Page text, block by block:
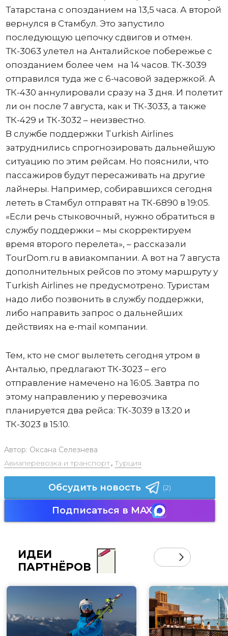
Татарстана с опозданием на 13,5 часа. А второй
вернулся в Стамбул. Это запустило
последующую цепочку сдвигов и отмен.
ТК-3063 улетел на Анталийское побережье с
опозданием более чем на 14 часов. ТК-3039
отправился туда же с 6-часовой задержкой. А
ТК-430 аннулировали сразу на 3 дня. И полетит
ли он после 7 августа, как и ТК-3033, а также
ТК-429 и ТК-3032 – неизвестно.
В службе поддержки Turkish Airlines
затруднились спрогнозировать дальнейшую
ситуацию по этим рейсам. Но пояснили, что
пассажиров будут пересаживать на другие
лайнеры. Например, собиравшихся сегодня
лететь в Стамбул отправят на ТК-6890 в 19:05.
«Если речь стыковочный, нужно обратиться в
службу поддержки – мы скорректируем
время второго перелета», – рассказали
TourDоm.ru в авиакомпании. А вот на 7 августа
дополнительных рейсов по этому маршруту у
Turkish Airlines не предусмотрено. Туристам
надо либо позвонить в службу поддержки,
либо направить запрос о дальнейших
действиях на e-mail компании.
Тем, кто не смог вылететь сегодня утром в
Анталью, предлагают ТК-3023 – его
отправление намечено на 16:05. Завтра по
этому направлению у перевозчика
планируется два рейса: ТК-3039 в 13:20 и
ТК-3023 в 15:10.
Автор: Оксана Селезнева
Авиаперевозка и транспорт, Турция
Обсудить новость (2)
Подписаться в MAX
ИДЕИ
ПАРТНЁРОВ